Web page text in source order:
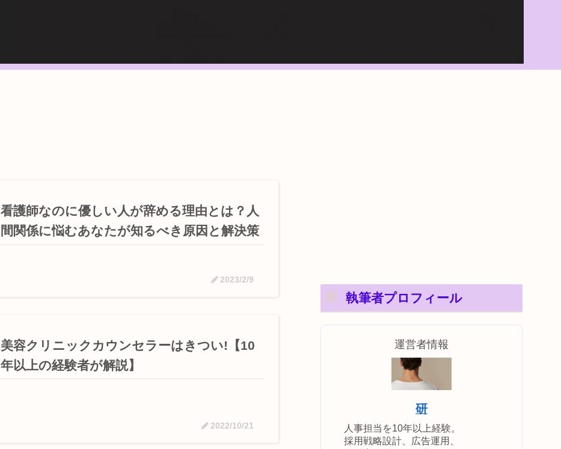
看護師なのに優しい人が辞める理由とは？人
間関係に悩むあなたが知るべき原因と解決策
2023/2/9
美容クリニックカウンセラーはきつい!【10
年以上の経験者が解説】
2022/10/21
執筆者プロフィール
運営者情報
研
人事担当を10年以上経験。
採用戦略設計、広告運用、